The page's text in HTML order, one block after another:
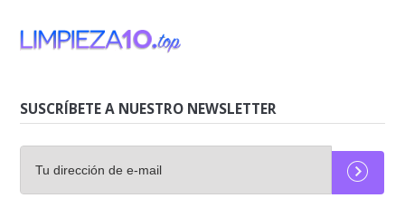
SUSCRÍBETE A NUESTRO NEWSLETTER